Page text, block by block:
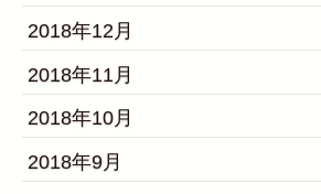
2018年12月
2018年11月
2018年10月
2018年9月